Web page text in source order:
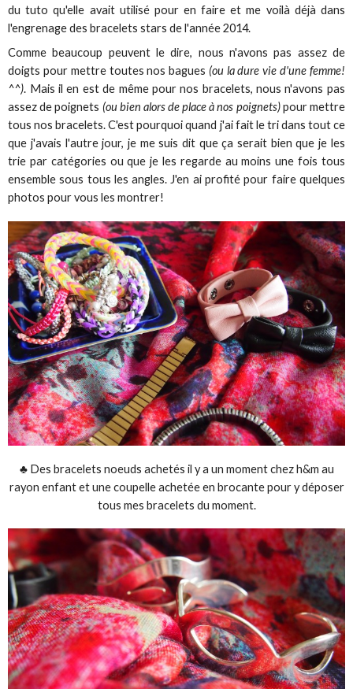
du tuto qu'elle avait utilisé pour en faire et me voilà déjà dans
l'engrenage des bracelets stars de l'année 2014.
Comme beaucoup peuvent le dire, nous n'avons pas assez de
doigts pour mettre toutes nos bagues (ou la dure vie d'une femme!
^^). Mais il en est de même pour nos bracelets, nous n'avons pas
assez de poignets (ou bien alors de place à nos poignets)pour mettre
tous nos bracelets. C'est pourquoi quand j'ai fait le tri dans tout ce
que j'avais l'autre jour, je me suis dit que ça serait bien que je les
trie par catégories ou que je les regarde au moins une fois tous
ensemble sous tous les angles. J'en ai profité pour faire quelques
photos pour vous les montrer!
♣ Des bracelets noeuds achetés il y a un moment chez h&m au
rayon enfant et une coupelle achetée en brocante pour y déposer
tous mes bracelets du moment.